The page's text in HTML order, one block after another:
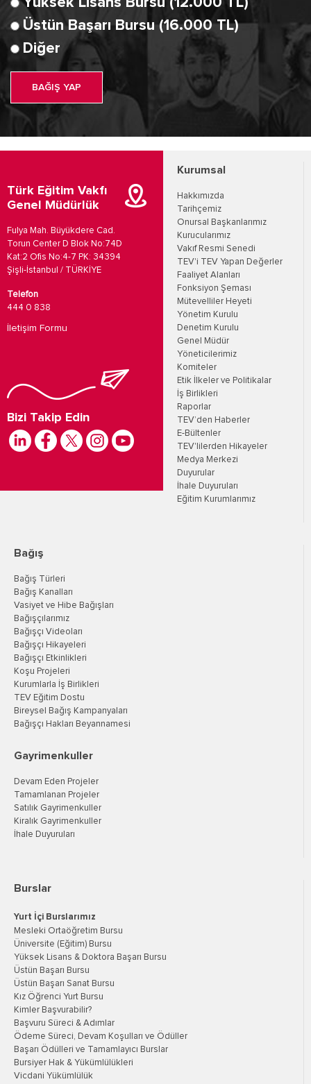
Üstün Başarı Bursu (16.000 TL)
Diğer
BAĞIŞ YAP
Türk Eğitim Vakfı
Genel Müdürlük
Fulya Mah. Büyükdere Cad.
Torun Center D Blok No:74D
Kat:2 Ofis No:4-7 PK: 34394
Şişli-İstanbul / TÜRKİYE
Telefon
444 0 838
İletişim Formu
Bizi Takip Edin
Kurumsal
Hakkımızda
Tarihçemiz
Onursal Başkanlarımız
Kurucularımız
Vakıf Resmi Senedi
TEV'i TEV Yapan Değerler
Faaliyet Alanları
Fonksiyon Şeması
Mütevelliler Heyeti
Yönetim Kurulu
Denetim Kurulu
Genel Müdür
Yöneticilerimiz
Komiteler
Etik İlkeler ve Politikalar
İş Birlikleri
Raporlar
TEV’den Haberler
E-Bültenler
TEV'lilerden Hikayeler
Medya Merkezi
Duyurular
İhale Duyuruları
Eğitim Kurumlarımız
Bağış
Bağış Türleri
Bağış Kanalları
Vasiyet ve Hibe Bağışları
Bağışçılarımız
Bağışçı Videoları
Bağışçı Hikayeleri
Bağışçı Etkinlikleri
Koşu Projeleri
Kurumlarla İş Birlikleri
TEV Eğitim Dostu
Bireysel Bağış Kampanyaları
Bağışçı Hakları Beyannamesi
Gayrimenkuller
Devam Eden Projeler
Tamamlanan Projeler
Satılık Gayrimenkuller
Kiralık Gayrimenkuller
İhale Duyuruları
Burslar
Yurt İçi Burslarımız
Mesleki Ortaöğretim Bursu
Üniversite (Eğitim) Bursu
Yüksek Lisans & Doktora Başarı Bursu
Üstün Başarı Bursu
Üstün Başarı Sanat Bursu
Kız Öğrenci Yurt Bursu
Kimler Başvurabilir?
Başvuru Süreci & Adımlar
Ödeme Süreci, Devam Koşulları ve Ödüller
Başarı Ödülleri ve Tamamlayıcı Burslar
Bursiyer Hak & Yükümlülükleri
Vicdani Yükümlülük